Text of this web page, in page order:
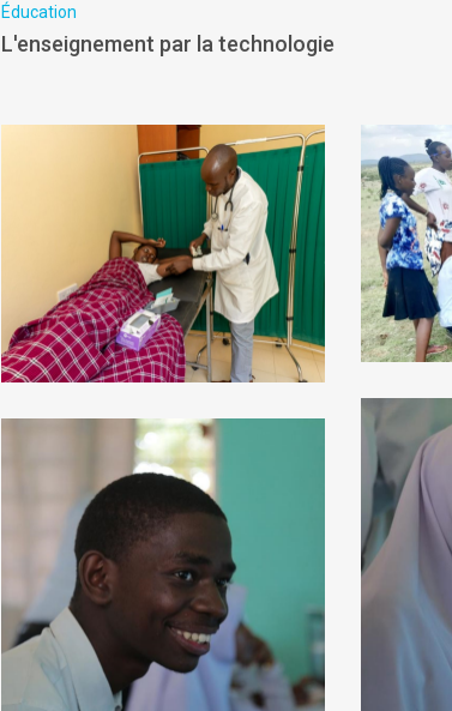
Éducation
L'enseignement par la technologie